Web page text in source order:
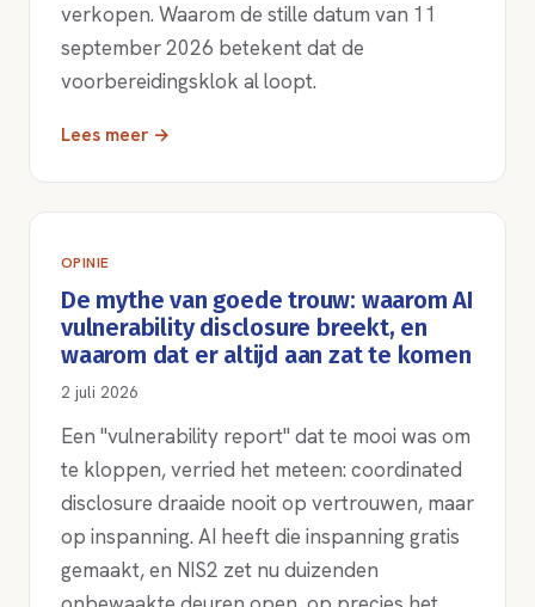
verkopen. Waarom de stille datum van 11
september 2026 betekent dat de
voorbereidingsklok al loopt.
Lees meer →
OPINIE
De mythe van goede trouw: waarom AI
vulnerability disclosure breekt, en
waarom dat er altijd aan zat te komen
2 juli 2026
Een "vulnerability report" dat te mooi was om
te kloppen, verried het meteen: coordinated
disclosure draaide nooit op vertrouwen, maar
op inspanning. AI heeft die inspanning gratis
gemaakt, en NIS2 zet nu duizenden